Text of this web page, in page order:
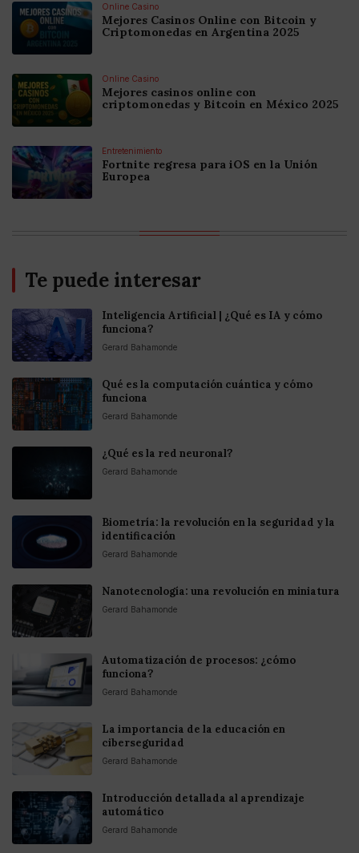
Online Casino
Mejores Casinos Online con Bitcoin y
Criptomonedas en Argentina 2025
Online Casino
Mejores casinos online con
criptomonedas y Bitcoin en México 2025
Entretenimiento
Fortnite regresa para iOS en la Unión
Europea
Te puede interesar
Inteligencia Artificial | ¿Qué es IA y cómo
funciona?
Gerard Bahamonde
Qué es la computación cuántica y cómo
funciona
Gerard Bahamonde
¿Qué es la red neuronal?
Gerard Bahamonde
Biometría: la revolución en la seguridad y la
identificación
Gerard Bahamonde
Nanotecnología: una revolución en miniatura
Gerard Bahamonde
Automatización de procesos: ¿cómo
funciona?
Gerard Bahamonde
La importancia de la educación en
ciberseguridad
Gerard Bahamonde
Introducción detallada al aprendizaje
automático
Gerard Bahamonde